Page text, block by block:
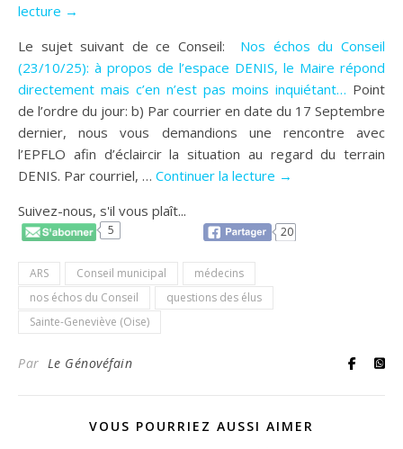
lecture →
Le sujet suivant de ce Conseil: Nos échos du Conseil
(23/10/25): à propos de l’espace DENIS, le Maire répond
directement mais c’en n’est pas moins inquiétant… Point
de l’ordre du jour: b) Par courrier en date du 17 Septembre
dernier, nous vous demandions une rencontre avec
l’EPFLO afin d’éclaircir la situation au regard du terrain
DENIS. Par courriel, … Continuer la lecture →
Suivez-nous, s'il vous plaît...
5 20
ARS Conseil municipal
médecins
nos échos du Conseil
questions des élus
Sainte-Geneviève (Oise)
Par Le Génovéfain
VOUS POURRIEZ AUSSI AIMER